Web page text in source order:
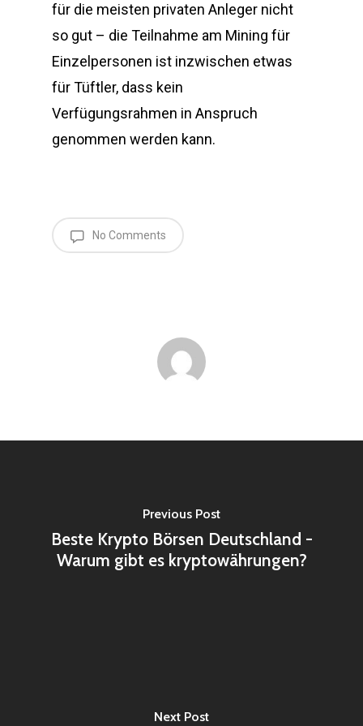
für die meisten privaten Anleger nicht
so gut – die Teilnahme am Mining für
Einzelpersonen ist inzwischen etwas
für Tüftler, dass kein
Verfügungsrahmen in Anspruch
genommen werden kann.
No Comments
Previous Post
Beste Krypto Börsen Deutschland -
Warum gibt es kryptowährungen?
Next Post